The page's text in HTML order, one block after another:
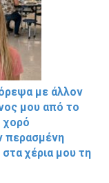
με άλλον
μου από το
χορό
περασμένη
χέρια μου τη